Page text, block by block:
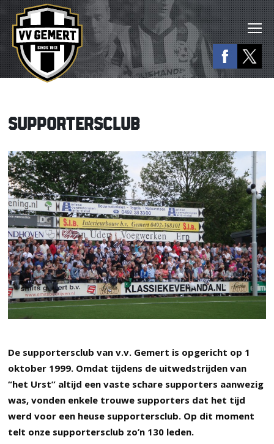
SUPPORTERSCLUB
De supportersclub van v.v. Gemert is opgericht op 1
oktober 1999. Omdat tijdens de uitwedstrijden van
“het Urst” altijd een vaste schare supporters aanwezig
was, vonden enkele trouwe supporters dat het tijd
werd voor een heuse supportersclub. Op dit moment
telt onze supportersclub zo’n 130 leden.